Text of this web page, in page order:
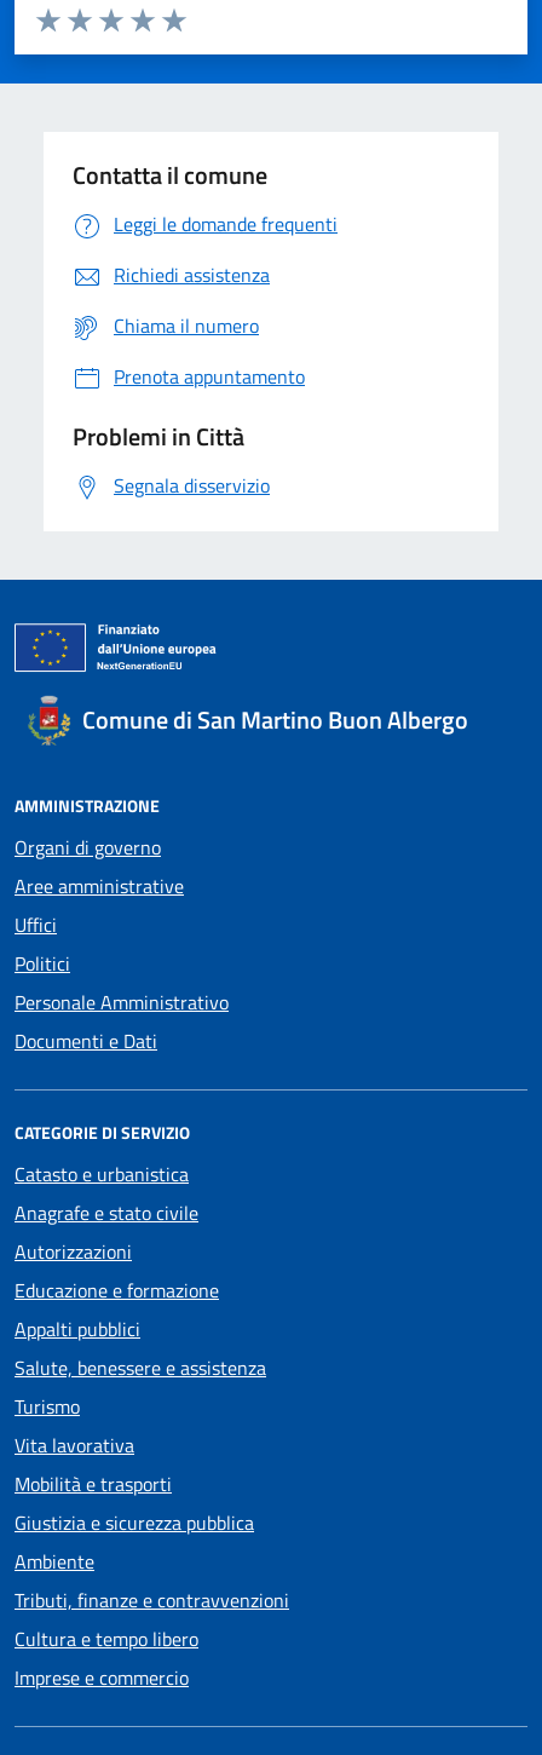
Domanda
Valuta da 1 a 5 stelle la pagina
Valuta 5 stelle su 5
Valuta 4 stelle su 5
Valuta 3 stelle su 5
Valuta 2 stelle su 5
Valuta 1 stelle su 5
Contatta il comune
Leggi le domande frequenti
Richiedi assistenza
Chiama il numero
Prenota appuntamento
Problemi in Città
Segnala disservizio
Comune di San Martino Buon Albergo
AMMINISTRAZIONE
Organi di governo
Aree amministrative
Uffici
Politici
Personale Amministrativo
Documenti e Dati
CATEGORIE DI SERVIZIO
Catasto e urbanistica
Anagrafe e stato civile
Autorizzazioni
Educazione e formazione
Appalti pubblici
Salute, benessere e assistenza
Turismo
Vita lavorativa
Mobilità e trasporti
Giustizia e sicurezza pubblica
Ambiente
Tributi, finanze e contravvenzioni
Cultura e tempo libero
Imprese e commercio